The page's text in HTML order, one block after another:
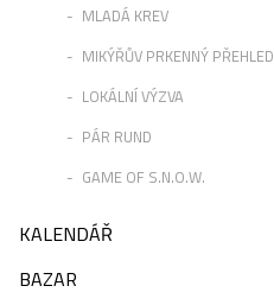
MLADÁ KREV
MIKÝŘŮV PRKENNÝ PŘEHLED
LOKÁLNÍ VÝZVA
PÁR RUND
GAME OF S.N.O.W.
KALENDÁŘ
BAZAR